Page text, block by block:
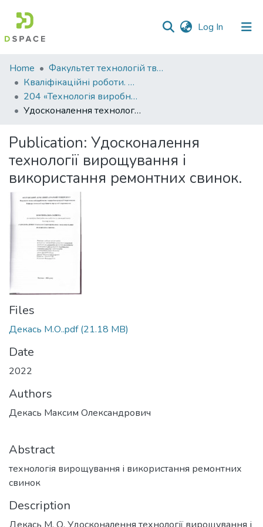
Log In (current)
Communities
&
Collections
All of DSpace
Statistics
Home
Факультет технологій тваринництва та продовольства
Кваліфікаційні роботи. Факультет технологій тваринництва та продовольства
204 «Технологія виробництва і переробки продукції тваринництва» - Бакалаври 2021-2022
Удосконалення технології вирощування і використання ремонтних свинок.
Publication: Удосконалення
технології вирощування і
використання ремонтних свинок.
Files
Декась М.О..pdf(21.18 MB)
Date
2022
Authors
Декась Максим Олександрович
Abstract
технологія вирощування і використання ремонтних
свинок
Description